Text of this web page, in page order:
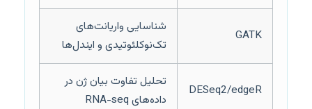
GATK
شناسایی واریانت‌های
تک‌نوکلئوتیدی و ایندل‌ها
DESeq2/edgeR
تحلیل تفاوت بیان ژن در
داده‌های RNA-seq